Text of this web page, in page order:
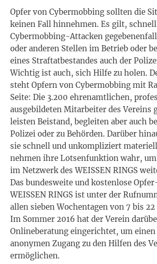
Opfer von Cybermobbing sollten die
keinen Fall hinnehmen. Es gilt,
Cybermobbing-Attacken
oder anderen Stellen im Betrieb oder
eines Straftatbestandes auch der
Wichtig ist auch, sich Hilfe zu holen.
steht Opfern von Cybermobbing mit
Seite: Die 3.200 ehrenamtlichen,
ausgebildeten Mitarbeiter des Vereins
leisten Beistand, begleiten aber auch
Polizei oder zu Behörden. Darüber
sie schnell und unkompliziert
nehmen ihre Lotsenfunktion wahr,
im Netzwerk des WEISSEN RINGS
Das bundesweite und kostenlose
WEISSEN RINGS ist unter der
allen sieben Wochentagen von 7 bis
Im Sommer 2016 hat der Verein
Onlineberatung eingerichtet, um
anonymen Zugang zu den Hilfen des
ermöglichen.